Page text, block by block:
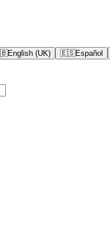
English (UK) 🇪🇸Español